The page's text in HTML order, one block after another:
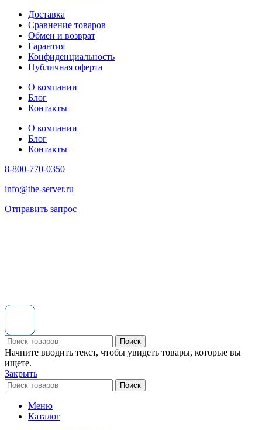
Доставка
Сравнение товаров
Обмен и возврат
Гарантия
Конфиденциальность
Публичная оферта
О компании
Блог
Контакты
О компании
Блог
Контакты
8-800-770-0350
info@the-server.ru
Отправить запрос
Поиск
Начните вводить текст, чтобы увидеть товары, которые вы
ищете.
Закрыть
Поиск
Меню
Каталог